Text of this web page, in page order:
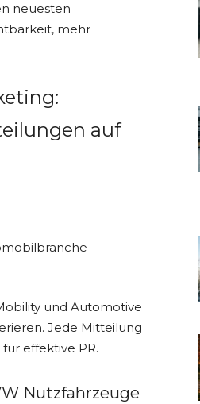
neuesten
mehr
auf
und Automotive
Jede Mitteilung
effektive PR.
Nutzfahrzeuge